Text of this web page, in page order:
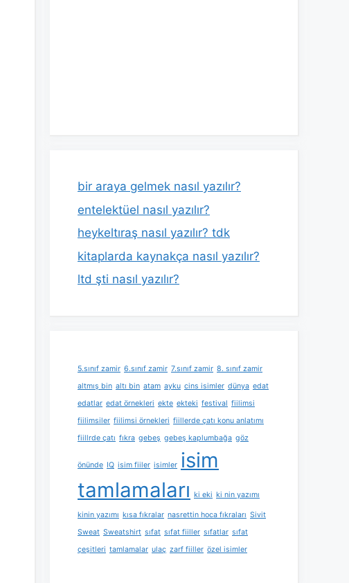
bir araya gelmek nasıl yazılır?
entelektüel nasıl yazılır?
heykeltıraş nasıl yazılır? tdk
kitaplarda kaynakça nasıl yazılır?
ltd şti nasıl yazılır?
5.sınıf zamir 6.sınıf zamir 7.sınıf zamir 8. sınıf zamir
altmış bin altı bin atam ayku cins isimler dünya edat
edatlar edat örnekleri ekte ekteki festival fiilimsi
fiilimsiler fiilimsi örnekleri fiillerde çatı konu anlatımı
fiillrde çatı fıkra gebeş gebeş kaplumbağa göz
önünde IQ isim fiiler isimler isim
tamlamaları ki eki ki nin yazımı
kinin yazımı kısa fıkralar nasrettin hoca fıkraları Sivit
Sweat Sweatshirt sıfat sıfat fiiller sıfatlar sıfat
çeşitleri tamlamalar ulaç zarf fiiller özel isimler